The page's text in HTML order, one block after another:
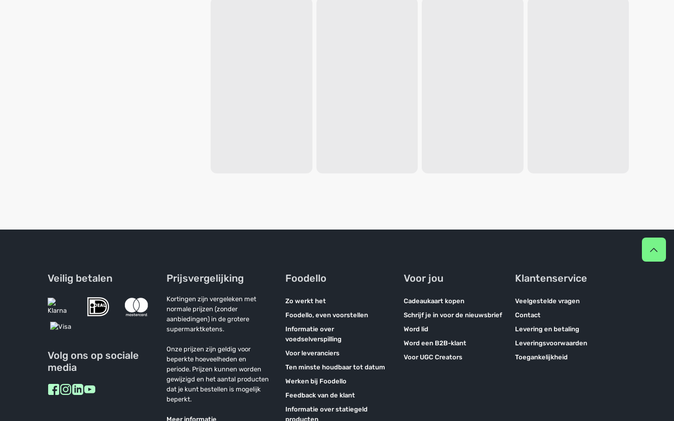
Veilig betalen
Volg ons op sociale
media
Prijsvergelijking
Kortingen zijn vergeleken met
normale prijzen (zonder
aanbiedingen) in de grotere
supermarktketens.
Onze prijzen zijn geldig voor
beperkte hoeveelheden en
periode. Prijzen kunnen worden
gewijzigd en het aantal producten
dat je kunt bestellen is mogelijk
beperkt.
Meer informatie
Foodello
Zo werkt het
Foodello, even voorstellen
Informatie over
voedselverspilling
Voor leveranciers
Ten minste houdbaar tot datum
Werken bij Foodello
Feedback van de klant
Informatie over statiegeld
producten
Voor jou
Cadeaukaart kopen
Schrijf je in voor de nieuwsbrief
Word lid
Word een B2B-klant
Voor UGC Creators
Klantenservice
Veelgestelde vragen
Contact
Levering en betaling
Leveringsvoorwaarden
Toegankelijkheid